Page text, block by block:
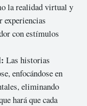
la realidad virtual y
con estímulos
Las historias
enfocándose en
eliminando
hará que cada